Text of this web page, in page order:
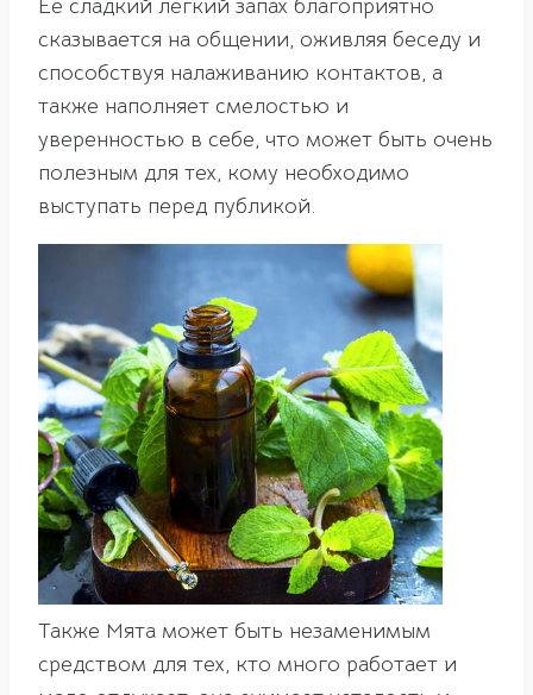
Ее сладкий легкий запах благоприятно
сказывается на общении, оживляя беседу и
способствуя налаживанию контактов, а
также наполняет смелостью и
уверенностью в себе, что может быть очень
полезным для тех, кому необходимо
выступать перед публикой.
Также Мята может быть незаменимым
средством для тех, кто много работает и